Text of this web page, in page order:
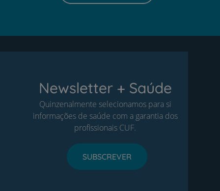
Newsletter + Saúde
Quinzenalmente selecionamos para si
informações de saúde com a garantia dos
profissionais CUF.
SUBSCREVER